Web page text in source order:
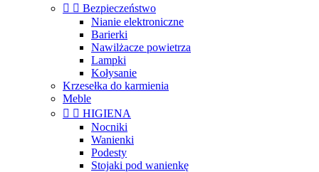
  Bezpieczeństwo
Nianie elektroniczne
Barierki
Nawilżacze powietrza
Lampki
Kołysanie
Krzesełka do karmienia
Meble
  HIGIENA
Nocniki
Wanienki
Podesty
Stojaki pod wanienkę